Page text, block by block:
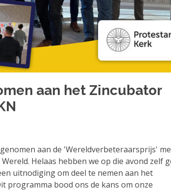
aan het Zincubator
aan de 'Wereldverbeteraarsprijs'
Helaas hebben we op die avond zelf
uitnodiging om deel te nemen aan het
programma bood ons de kans om onze